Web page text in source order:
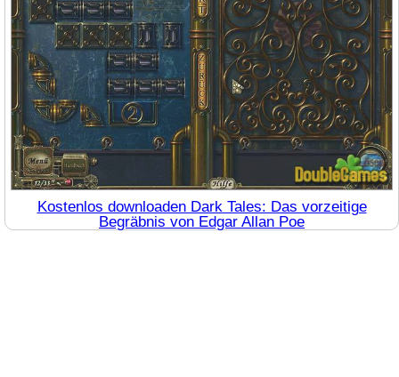
Kostenlos downloaden Dark Tales: Das vorzeitige
Begräbnis von Edgar Allan Poe